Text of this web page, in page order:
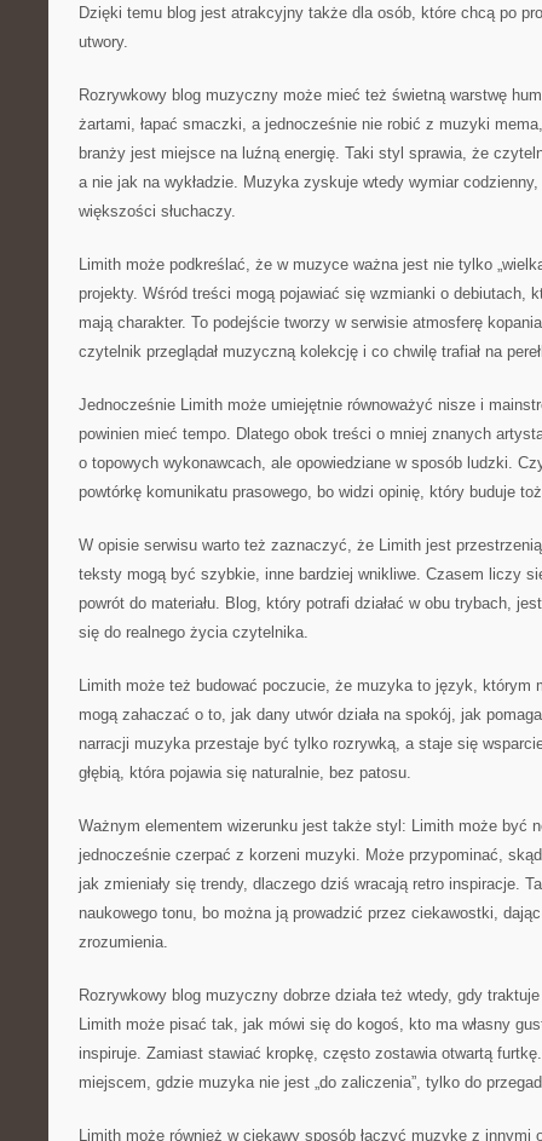
Dzięki temu blog jest atrakcyjny także dla osób, które chcą po
utwory.
Rozrywkowy blog muzyczny może mieć też świetną warstwę
żartami, łapać smaczki, a jednocześnie nie robić z muzyki
branży jest miejsce na luźną energię. Taki styl sprawia, że
a nie jak na wykładzie. Muzyka zyskuje wtedy wymiar
większości słuchaczy.
Limith może podkreślać, że w muzyce ważna jest nie tylko
projekty. Wśród treści mogą pojawiać się wzmianki o debiutach,
mają charakter. To podejście tworzy w serwisie atmosferę
czytelnik przeglądał muzyczną kolekcję i co chwilę trafiał na
Jednocześnie Limith może umiejętnie równoważyć nisze i
powinien mieć tempo. Dlatego obok treści o mniej znanych
o topowych wykonawcach, ale opowiedziane w sposób ludzki.
powtórkę komunikatu prasowego, bo widzi opinię, który buduje
W opisie serwisu warto też zaznaczyć, że Limith jest
teksty mogą być szybkie, inne bardziej wnikliwe. Czasem liczy
powrót do materiału. Blog, który potrafi działać w obu trybach,
się do realnego życia czytelnika.
Limith może też budować poczucie, że muzyka to język, którym
mogą zahaczać o to, jak dany utwór działa na spokój, jak
narracji muzyka przestaje być tylko rozrywką, a staje się
głębią, która pojawia się naturalnie, bez patosu.
Ważnym elementem wizerunku jest także styl: Limith może być
jednocześnie czerpać z korzeni muzyki. Może przypominać,
jak zmieniały się trendy, dlaczego dziś wracają retro inspiracje.
naukowego tonu, bo można ją prowadzić przez ciekawostki,
zrozumienia.
Rozrywkowy blog muzyczny dobrze działa też wtedy, gdy
Limith może pisać tak, jak mówi się do kogoś, kto ma własny
inspiruje. Zamiast stawiać kropkę, często zostawia otwartą
miejscem, gdzie muzyka nie jest „do zaliczenia”, tylko do
Limith może również w ciekawy sposób łączyć muzykę z innymi